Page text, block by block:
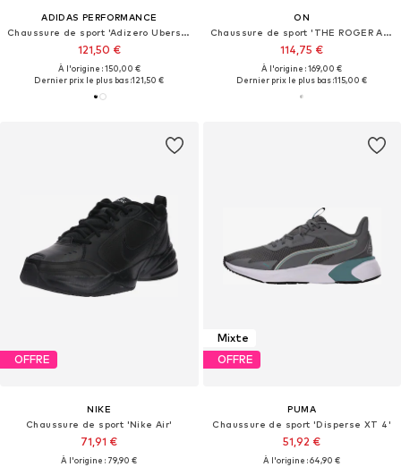
ADIDAS PERFORMANCE
Chaussure de sport 'Adizero Ubersonic 5 Clay'
121,50 €
À l'origine : 150,00 €
Dernier prix le plus bas :121,50 €
ON
Chaussure de sport 'THE ROGER ADV Pro'
114,75 €
À l'origine : 169,00 €
Dernier prix le plus bas :115,00 €
OFFRE
NIKE
Chaussure de sport 'Nike Air'
71,91 €
À l'origine : 79,90 €
Mixte
OFFRE
PUMA
Chaussure de sport 'Disperse XT 4'
51,92 €
À l'origine : 64,90 €